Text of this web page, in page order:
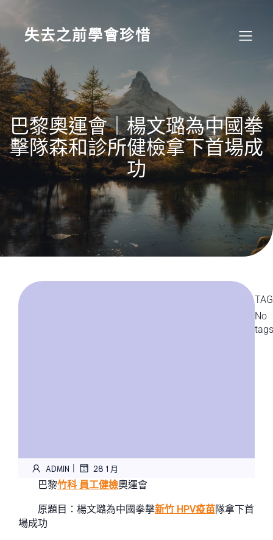
content
失去之前學會珍惜
巴黎奧運會｜楊文璐為中國拳
擊隊森和診所健檢拿下首場成
功
ADMIN | 28 1 月
巴黎竹科 員工健檢奧運會
原題目：楊文璐為中國拳擊新竹 HPV疫苗隊拿下首
場成功
No
tags